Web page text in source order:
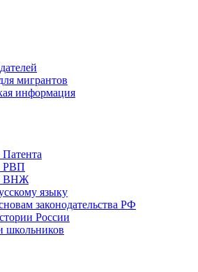
мигрантов
информация
РВП
ВНЖ
языку
законодательства РФ
России
школьников